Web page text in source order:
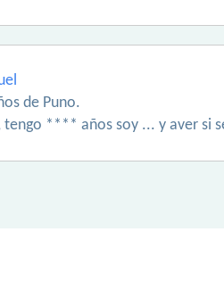
de Puno.
tengo **** años soy ... y aver si